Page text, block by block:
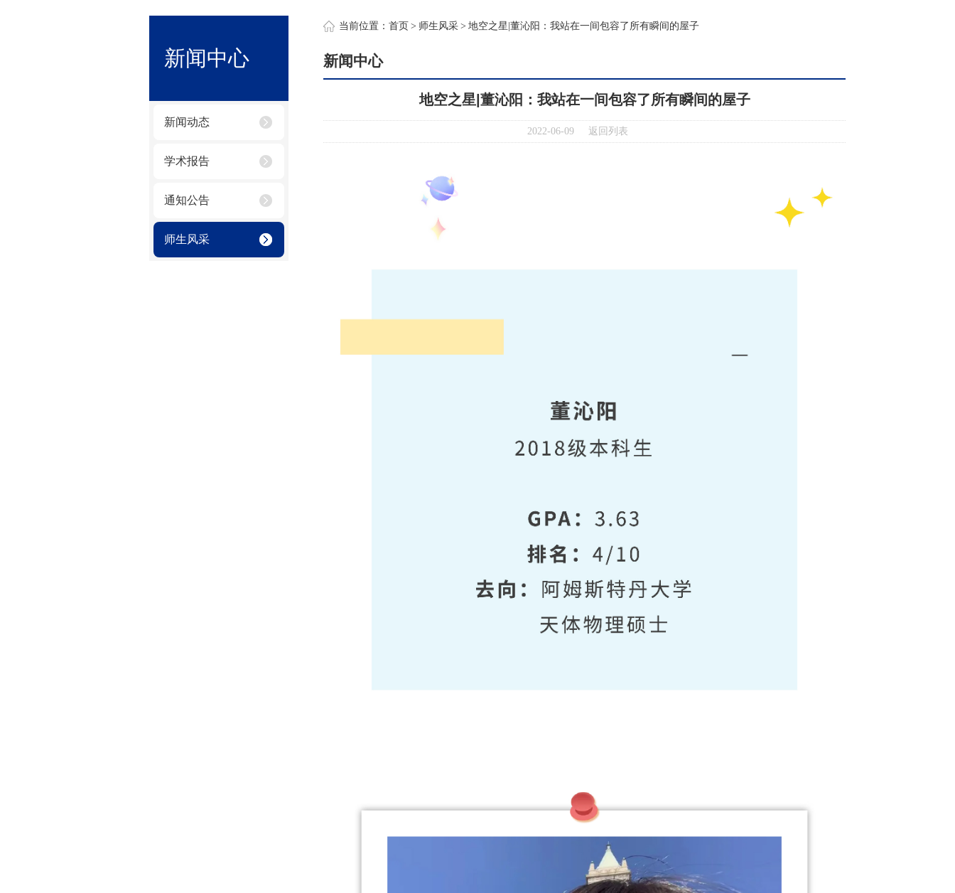
新闻中心
新闻动态
学术报告
通知公告
师生风采
当前位置： 首页 > 师生风采 > 地空之星|董沁阳：我站在一间包容了所有瞬间的屋子
新闻中心
地空之星|董沁阳：我站在一间包容了所有瞬间的屋子
2022-06-09 返回列表